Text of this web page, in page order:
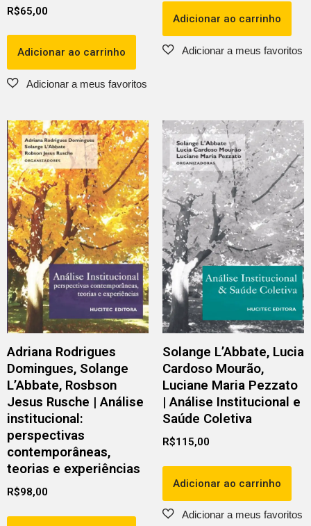
R$65,00
Adicionar ao carrinho
Adicionar ao carrinho
Adriana Rodrigues
Domingues, Solange
L’Abbate, Rosbson
Jesus Rusche | Análise
institucional:
perspectivas
contemporâneas,
teorias e experiências
R$98,00
Solange L’Abbate, Lucia
Cardoso Mourão,
Luciane Maria Pezzato
| Análise Institucional e
Saúde Coletiva
R$115,00
Adicionar ao carrinho